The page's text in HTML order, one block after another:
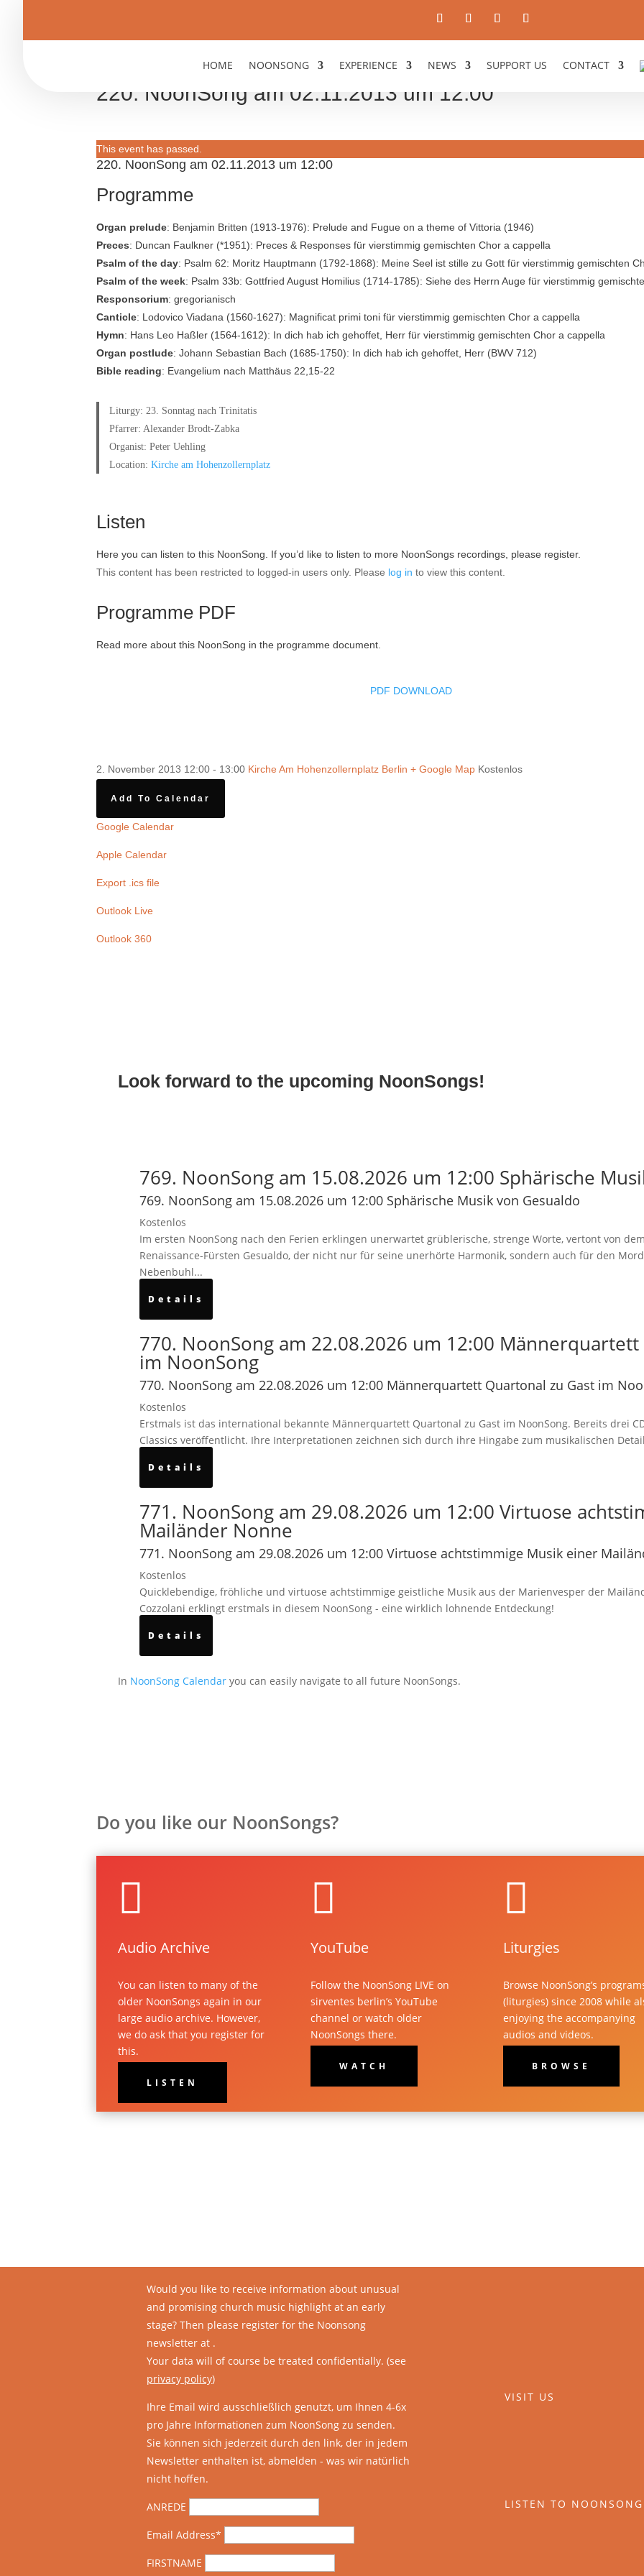
HOME NOONSONG EXPERIENCE NEWS SUPPORT US CONTACT
220. NoonSong am 02.11.2013 um 12:00
This event has passed.
220. NoonSong am 02.11.2013 um 12:00
Programme
Organ prelude: Benjamin Britten (1913-1976): Prelude and Fugue on a theme of Vittoria (1946)
Preces: Duncan Faulkner (*1951): Preces & Responses für vierstimmig gemischten Chor a cappella
Psalm of the day: Psalm 62: Moritz Hauptmann (1792-1868): Meine Seel ist stille zu Gott für vierstimmig gemischten
Psalm of the week: Psalm 33b: Gottfried August Homilius (1714-1785): Siehe des Herrn Auge für vierstimmig
Responsorium: gregorianisch
Canticle: Lodovico Viadana (1560-1627): Magnificat primi toni für vierstimmig gemischten Chor a cappella
Hymn: Hans Leo Haßler (1564-1612): In dich hab ich gehoffet, Herr für vierstimmig gemischten Chor a cappella
Organ postlude: Johann Sebastian Bach (1685-1750): In dich hab ich gehoffet, Herr (BWV 712)
Bible reading: Evangelium nach Matthäus 22,15-22
Liturgy: 23. Sonntag nach Trinitatis
Pfarrer: Alexander Brodt-Zabka
Organist: Peter Uehling
Location: Kirche am Hohenzollernplatz
Listen
Here you can listen to this NoonSong. If you’d like to listen to more NoonSongs recordings, please register.
This content has been restricted to logged-in users only. Please log in to view this content.
Programme PDF
Read more about this NoonSong in the programme document.
PDF DOWNLOAD
2. November 2013 12:00 - 13:00 Kirche Am Hohenzollernplatz Berlin + Google Map Kostenlos
Add To Calendar
Google Calendar
Apple Calendar
Export .ics file
Outlook Live
Outlook 360
Look forward to the upcoming NoonSongs!
769. NoonSong am 15.08.2026 um 12:00 Sphärische
769. NoonSong am 15.08.2026 um 12:00 Sphärische Musik von Gesualdo
Kostenlos
Im ersten NoonSong nach den Ferien erklingen unerwartet grüblerische, strenge Worte, vertont von
Renaissance-Fürsten Gesualdo, der nicht nur für seine unerhörte Harmonik, sondern auch für den
Nebenbuhl...
Details
770. NoonSong am 22.08.2026 um 12:00
im NoonSong
770. NoonSong am 22.08.2026 um 12:00 Männerquartett Quartonal zu Gast im
Kostenlos
Erstmals ist das international bekannte Männerquartett Quartonal zu Gast im NoonSong. Bereits drei
Classics veröffentlicht. Ihre Interpretationen zeichnen sich durch ihre Hingabe zum musikalischen
Details
771. NoonSong am 29.08.2026 um 12:00 Virtuose
Mailänder Nonne
771. NoonSong am 29.08.2026 um 12:00 Virtuose achtstimmige Musik einer
Kostenlos
Quicklebendige, fröhliche und virtuose achtstimmige geistliche Musik aus der Marienvesper der
Cozzolani erklingt erstmals in diesem NoonSong - eine wirklich lohnende Entdeckung!
Details
In NoonSong Calendar you can easily navigate to all future NoonSongs.
Do you like our NoonSongs?

Audio Archive
You can listen to many of the
older NoonSongs again in our
large audio archive. However,
we do ask that you register for
this.
LISTEN

YouTube
Follow the NoonSong LIVE on
sirventes berlin’s YouTube
channel or watch older
NoonSongs there.
WATCH

Liturgies
Browse NoonSong’s
(liturgies) since 2008 while
enjoying the accompanying
audios and videos.
BROWSE
Would you like to receive information about unusual
and promising church music highlight at an early
stage? Then please register for the Noonsong
newsletter at .
Your data will of course be treated confidentially. (see
privacy policy)
Ihre Email wird ausschließlich genutzt, um Ihnen 4-6x
pro Jahre Informationen zum NoonSong zu senden.
Sie können sich jederzeit durch den link, der in jedem
Newsletter enthalten ist, abmelden - was wir natürlich
nicht hoffen.
ANREDE
Email Address*
FIRSTNAME
VISIT US
LISTEN TO NOONSONG